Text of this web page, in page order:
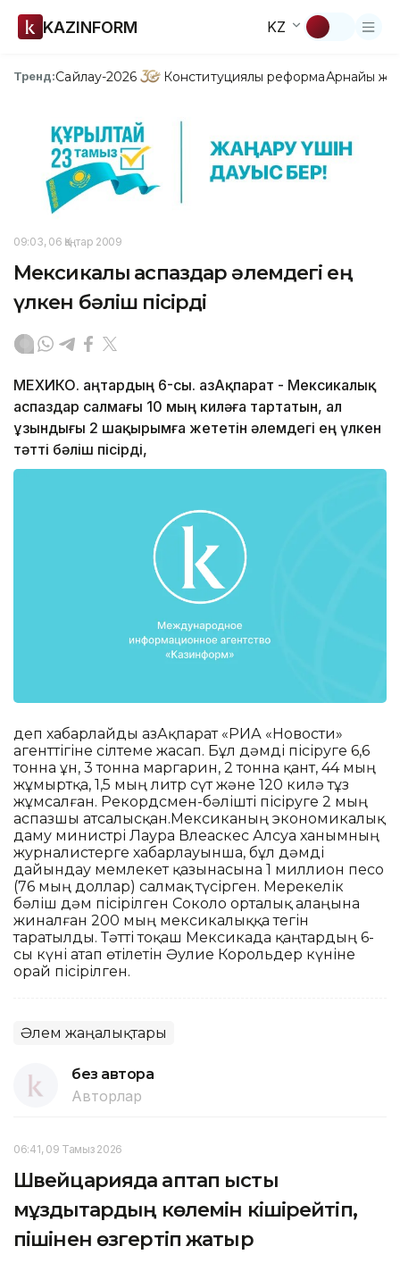
KAZINFORM KZ
Тренд:Сайлау-2026 Конституциялық реформаАрнайы
09:03, 06 Қаңтар 2009
Мексикалық аспаздар әлемдегі ең
үлкен бәліш пісірді
МЕХИКО. Қаңтардың 6-сы. ҚазАқпарат - Мексикалық
аспаздар салмағы 10 мың киләға тартатын, ал
ұзындығы 2 шақырымға жететін әлемдегі ең үлкен
тәтті бәліш пісірді,
деп хабарлайды ҚазАқпарат «РИА «Новости»
агенттігіне сілтеме жасап. Бұл дәмді пісіруге 6,6
тонна ұн, 3 тонна маргарин, 2 тонна қант, 44 мың
жұмыртқа, 1,5 мың литр сүт және 120 килә тұз
жұмсалған. Рекордсмен-бәлішті пісіруге 2 мың
аспазшы атсалысқан.Мексиканың экономикалық
даму министрі Лаура Влеаскес Алсуа ханымның
журналистерге хабарлауынша, бұл дәмді
дайындау мемлекет қазынасына 1 миллион песо
(76 мың доллар) салмақ түсірген. Мерекелік
бәліш дәм пісірілген Соколо орталық алаңына
жиналған 200 мың мексикалыққа тегін
таратылды. Тәтті тоқаш Мексикада қаңтардың 6-
сы күні атап өтілетін Әулие Корольдер күніне
орай пісірілген.
Әлем жаңалықтары
без автора
Авторлар
06:41, 09 Тамыз 2026
Швейцарияда аптап ыстық
мұздықтардың көлемін кішірейтіп,
пішінен өзгертіп жатыр